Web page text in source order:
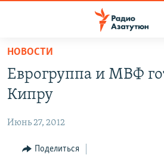
Перейти
основному
содержанию
Перейти
навигации
НОВОСТИ
ПОЛИТИКА
ОБЩЕСТВО
ЭКОНОМИКА
НОВОСТИ
Еврогруппа и МВФ
Кипру
Июнь 27, 2012
Поделиться